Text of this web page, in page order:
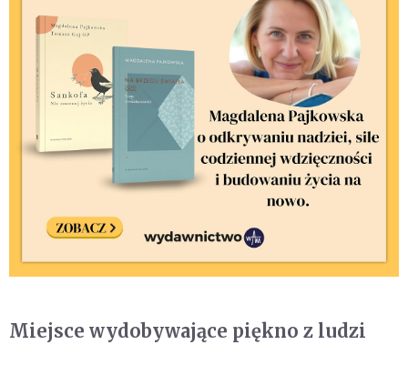
Miejsce wydobywające piękno z ludzi